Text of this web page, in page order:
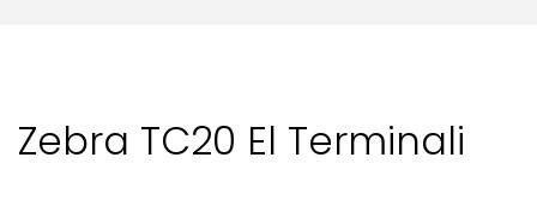
Zebra TC20 El Terminali